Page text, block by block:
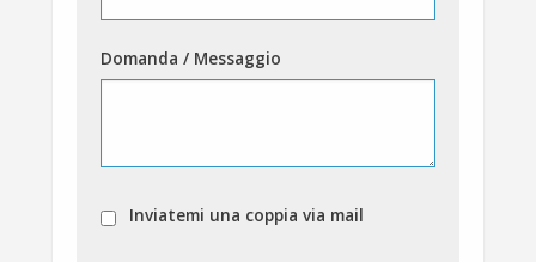
Domanda / Messaggio
Inviatemi una coppia via mail